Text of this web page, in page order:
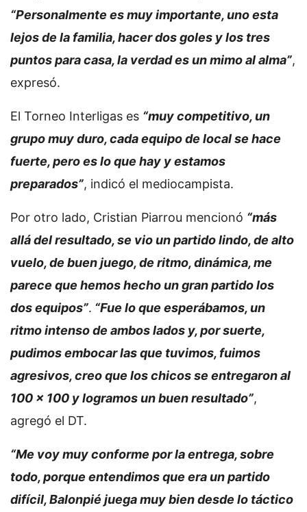
“Personalmente es muy importante, uno esta
lejos de la familia, hacer dos goles y los tres
puntos para casa, la verdad es un mimo al alma”,
expresó.
El Torneo Interligas es “muy competitivo, un
grupo muy duro, cada equipo de local se hace
fuerte, pero es lo que hay y estamos
preparados”, indicó el mediocampista.
Por otro lado, Cristian Piarrou mencionó “más
allá del resultado, se vio un partido lindo, de alto
vuelo, de buen juego, de ritmo, dinámica, me
parece que hemos hecho un gran partido los
dos equipos”. “Fue lo que esperábamos, un
ritmo intenso de ambos lados y, por suerte,
pudimos embocar las que tuvimos, fuimos
agresivos, creo que los chicos se entregaron al
100 x 100 y logramos un buen resultado”,
agregó el DT.
“Me voy muy conforme por la entrega, sobre
todo, porque entendimos que era un partido
difícil, Balonpié juega muy bien desde lo táctico